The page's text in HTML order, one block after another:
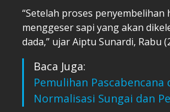
“Setelah proses
menggeser sapi yang akan
dada,” ujar Aiptu Sunardi, Rabu
Baca Juga:
Pemulihan
Normalisasi Sungai dan